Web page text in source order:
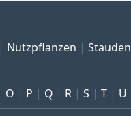
Nutzpflanzen Stauden
O P Q R S T U